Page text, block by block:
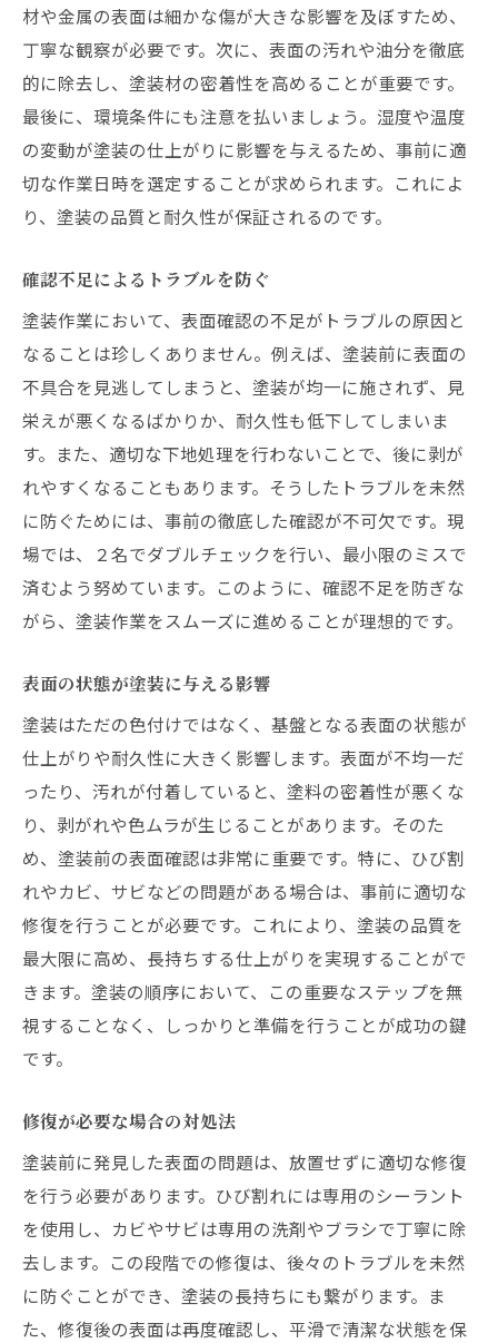
材や金属の表面は細かな傷が大きな影響を及ぼすため、
丁寧な観察が必要です。次に、表面の汚れや油分を徹底
的に除去し、塗装材の密着性を高めることが重要です。
最後に、環境条件にも注意を払いましょう。湿度や温度
の変動が塗装の仕上がりに影響を与えるため、事前に適
切な作業日時を選定することが求められます。これによ
り、塗装の品質と耐久性が保証されるのです。
確認不足によるトラブルを防ぐ
塗装作業において、表面確認の不足がトラブルの原因と
なることは珍しくありません。例えば、塗装前に表面の
不具合を見逃してしまうと、塗装が均一に施されず、見
栄えが悪くなるばかりか、耐久性も低下してしまいま
す。また、適切な下地処理を行わないことで、後に剥が
れやすくなることもあります。そうしたトラブルを未然
に防ぐためには、事前の徹底した確認が不可欠です。現
場では、２名でダブルチェックを行い、最小限のミスで
済むよう努めています。このように、確認不足を防ぎな
がら、塗装作業をスムーズに進めることが理想的です。
表面の状態が塗装に与える影響
塗装はただの色付けではなく、基盤となる表面の状態が
仕上がりや耐久性に大きく影響します。表面が不均一だ
ったり、汚れが付着していると、塗料の密着性が悪くな
り、剥がれや色ムラが生じることがあります。そのた
め、塗装前の表面確認は非常に重要です。特に、ひび割
れやカビ、サビなどの問題がある場合は、事前に適切な
修復を行うことが必要です。これにより、塗装の品質を
最大限に高め、長持ちする仕上がりを実現することがで
きます。塗装の順序において、この重要なステップを無
視することなく、しっかりと準備を行うことが成功の鍵
です。
修復が必要な場合の対処法
塗装前に発見した表面の問題は、放置せずに適切な修復
を行う必要があります。ひび割れには専用のシーラント
を使用し、カビやサビは専用の洗剤やブラシで丁寧に除
去します。この段階での修復は、後々のトラブルを未然
に防ぐことができ、塗装の長持ちにも繋がります。ま
た、修復後の表面は再度確認し、平滑で清潔な状態を保